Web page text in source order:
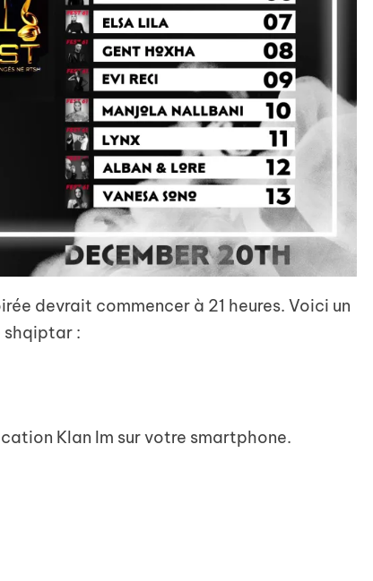
devrait commencer à 21 heures. Voici un
shqiptar :
Klan Im sur votre smartphone.